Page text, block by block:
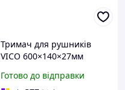
Тримач для рушників
VICO 600×140×27мм
Готово до відправки